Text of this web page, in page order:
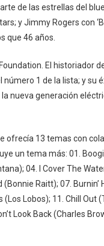
de las estrellas del
y Jimmy Rogers con
que 46 años.
El historiador
1 de la lista; y su
nueva generación
ofrecía 13 temas con
un tema más: 01.
04. I Cover The
Raitt); 07. Burnin’
Lobos); 11. Chill Out
Look Back (Charles